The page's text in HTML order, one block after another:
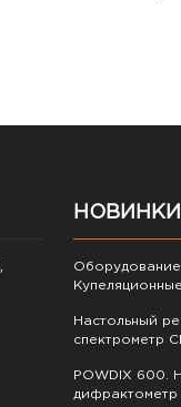
НОВИНКИ
Настольный
спектрометр
POWDIX 600.
дифрактометр